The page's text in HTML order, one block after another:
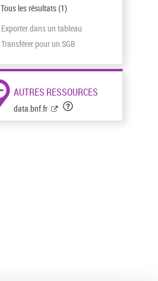
Tous les résultats(1)
Exporter dans un tableau
Transférer pour un SGB
AUTRES RESSOURCES
data.bnf.fr